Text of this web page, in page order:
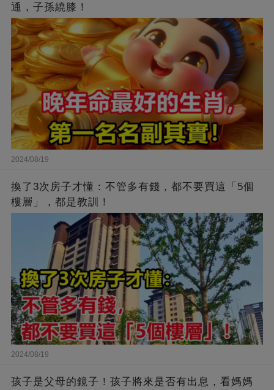
通，子孫繞膝！
2024/08/19
換了3次房子才懂：不管多有錢，都不要買這「5個
樓層」，都是教訓！
2024/08/19
孩子是父母的鏡子！孩子將來是否有出息，看媽媽